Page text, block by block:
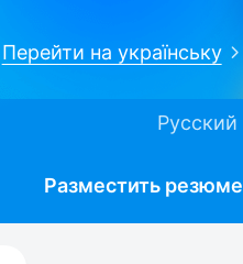
Перейти на українську
Русский
Разместить резюме